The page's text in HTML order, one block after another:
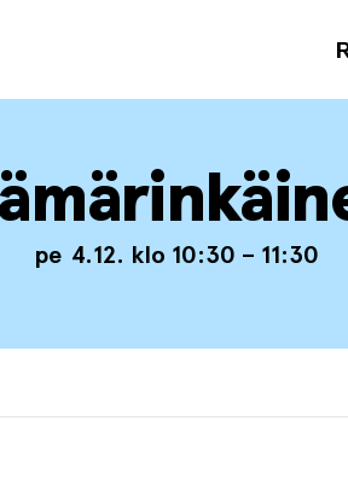
pe 4.12. klo 10:30 – 11:30